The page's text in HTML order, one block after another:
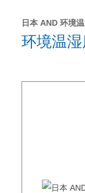
日本 AND 环境
环境温